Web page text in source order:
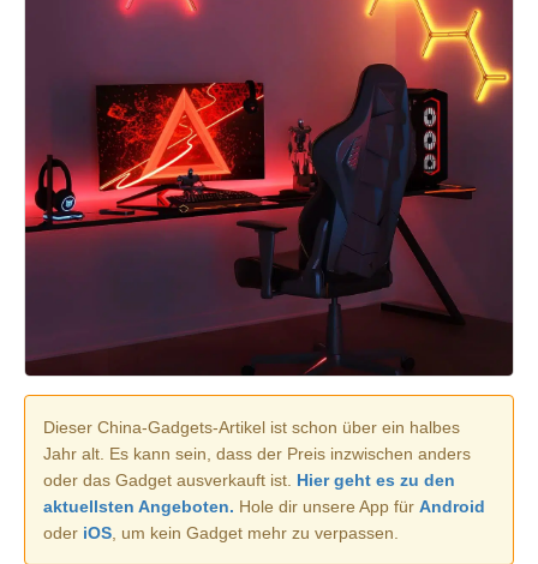
Dieser China-Gadgets-Artikel ist schon über ein halbes
Jahr alt. Es kann sein, dass der Preis inzwischen anders
oder das Gadget ausverkauft ist. Hier geht es zu den
aktuellsten Angeboten. Hole dir unsere App für Android
oder iOS , um kein Gadget mehr zu verpassen.